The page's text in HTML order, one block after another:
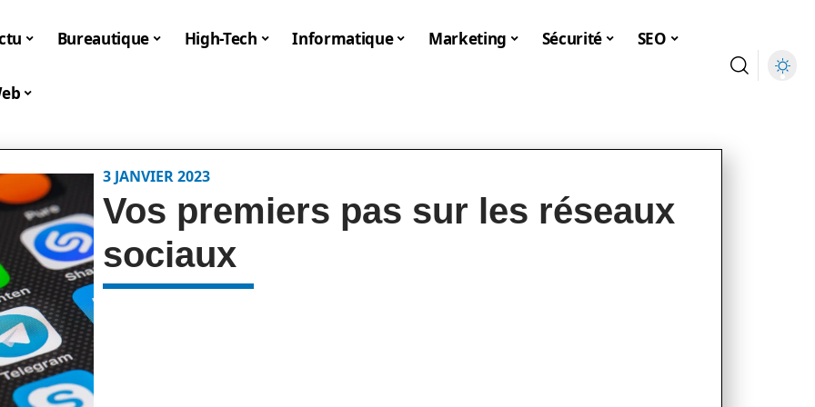
Bureautique High-Tech Informatique Marketing Sécurité SEO
3 JANVIER 2023
Vos premiers pas sur les réseaux
sociaux